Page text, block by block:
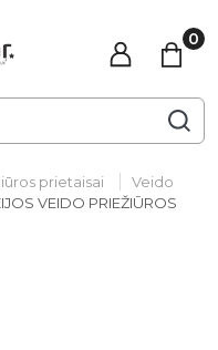
prietaisai
Veido
VEIDO PRIEŽIŪROS